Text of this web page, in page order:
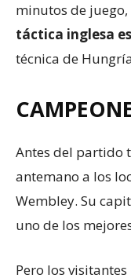
minutos de
táctica inglesa
técnica de
Antes del partido
antemano a los
Wembley. Su
uno de los
Pero los